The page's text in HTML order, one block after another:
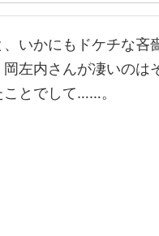
いかにもドケチな吝
左内さんが凄いのは
とでして……。